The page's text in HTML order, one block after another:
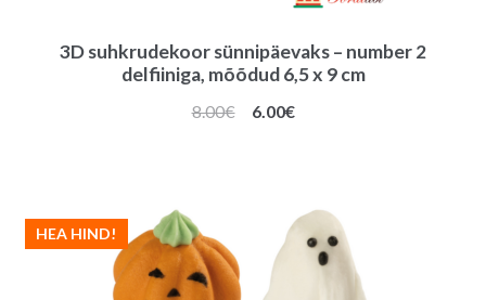
3D suhkrudekoor sünnipäevaks – number 2
delfiiniga, mõõdud 6,5 x 9 cm
8.00€
Algne
6.00€Praegune
HEA HIND!